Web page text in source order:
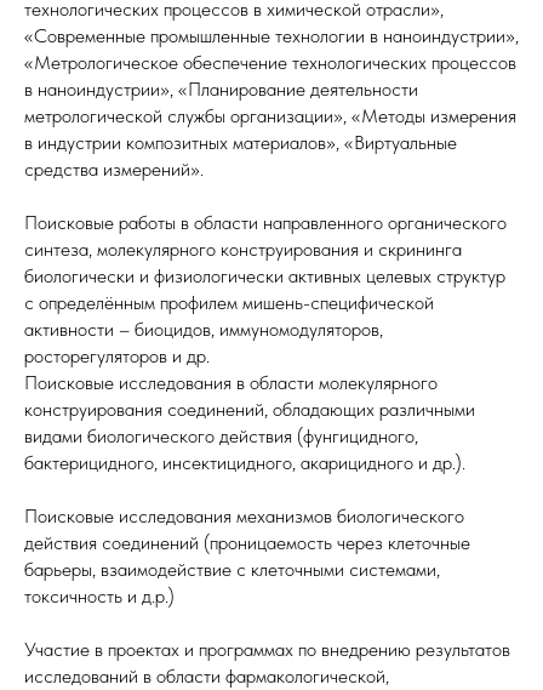
технологических процессов в химической отрасли»,
«Современные промышленные технологии в наноиндустрии»,
«Метрологическое обеспечение технологических процессов
в наноиндустрии», «Планирование деятельности
метрологической службы организации», «Методы измерения
в индустрии композитных материалов», «Виртуальные
средства измерений».
Поисковые работы в области направленного органического
синтеза, молекулярного конструирования и скрининга
биологически и физиологически активных целевых структур
с определённым профилем мишень-специфической
активности – биоцидов, иммуномодуляторов,
росторегуляторов и др.
Поисковые исследования в области молекулярного
конструирования соединений, обладающих различными
видами биологического действия (фунгицидного,
бактерицидного, инсектицидного, акарицидного и др.).
Поисковые исследования механизмов биологического
действия соединений (проницаемость через клеточные
барьеры, взаимодействие с клеточными системами,
токсичность и д.р.)
Участие в проектах и программах по внедрению результатов
исследований в области фармакологической,